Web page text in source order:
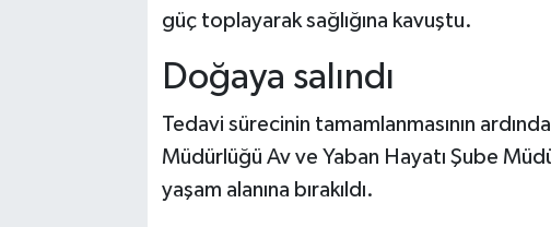
güç toplayarak sağlığına kavuştu.
Doğaya salındı
Tedavi sürecinin tamamlanmasının
Müdürlüğü Av ve Yaban Hayatı Şube
yaşam alanına bırakıldı.